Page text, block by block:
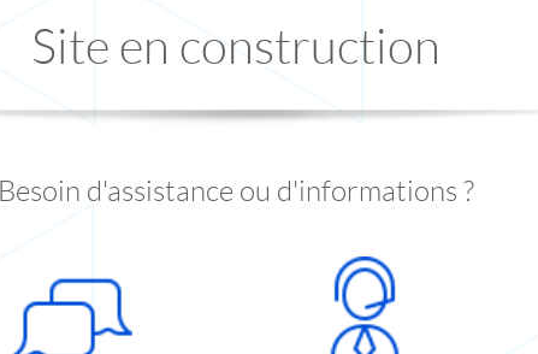
Site en construction
Besoin d'assistance ou d'informations ?